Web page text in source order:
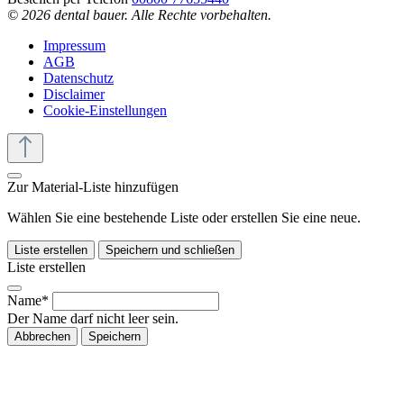
© 2026 dental bauer. Alle Rechte vorbehalten.
Impressum
AGB
Datenschutz
Disclaimer
Cookie-Einstellungen
Zur Material-Liste hinzufügen
Wählen Sie eine bestehende Liste oder erstellen Sie eine neue.
Liste erstellen Speichern und schließen
Liste erstellen
Name*
Der Name darf nicht leer sein.
Abbrechen Speichern